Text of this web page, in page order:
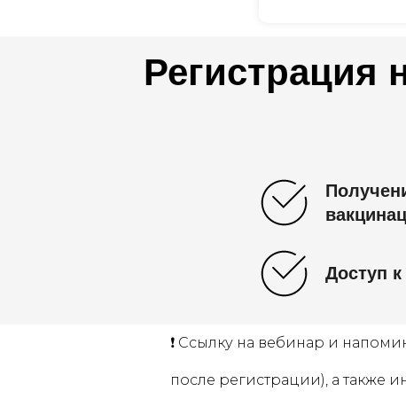
Регистрация
Доступ
❗️ Ссылку на вебинар и
после регистрации), а также